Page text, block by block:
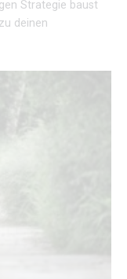
Strategie baust
deinen